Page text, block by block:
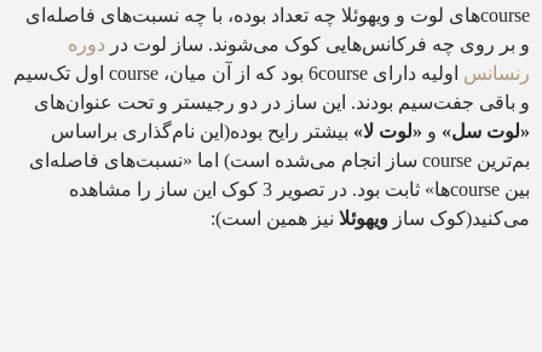
courseهای لوت و ویهوئلا چه تعداد بوده، با چه نسبت‌های فاصله‌ای
و بر روی چه فرکانس‌هایی کوک می‌شوند. ساز لوت در دوره
رنسانس
اولیه دارای 6course بود که از آن میان، course اول تک‌سیم
و باقی جفت‌سیم بودند. این ساز در دو رجیستر و تحت عنوان‌های
«لوت سل» و «لوت لا» بیشتر رایح بوده(این نام‌گذاری براساس
بم‌ترین course ساز انجام می‌شده است) اما «نسبت‌های فاصله‌ای
بین courseها» ثابت بود. در تصویر 3 کوک این ساز را مشاهده
می‌کنید(کوک ساز ویهوئلا نیز همین است):